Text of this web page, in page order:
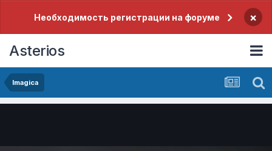
Необходимость регистрации на форуме ×
Asterios
Imagica